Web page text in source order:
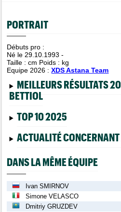
PORTRAIT
Débuts pro :
Né le 29.10.1993 -
Taille :cm Poids : kg
Equipe 2026 :XDS Astana Team
MEILLEURS RÉSULTATS
BETTIOL
TOP 10 2025
ACTUALITÉ
DANS LA MÊME ÉQUIPE
Ivan SMIRNOV
Simone VELASCO
Dmitriy GRUZDEV